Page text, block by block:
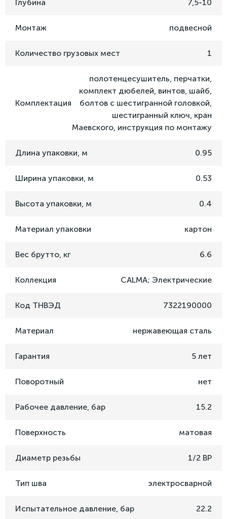
Глубина 7,5-10
Монтаж подвесной
Количество грузовых мест 1
Комплектация
полотенцесушитель, перчатки,
комплект дюбелей, винтов, шайб,
болтов с шестигранной головкой,
шестигранный ключ, кран
Маевского, инструкция по монтажу
Длина упаковки, м 0.95
Ширина упаковки, м 0.53
Высота упаковки, м 0.4
Материал упаковки картон
Вес брутто, кг 6.6
Коллекция CALMA; Электрические
Код ТНВЭД 7322190000
Материал нержавеющая сталь
Гарантия 5 лет
Поворотный нет
Рабочее давление, бар 15.2
Поверхность матовая
Диаметр резьбы 1/2 ВР
Тип шва электросварной
Испытательное давление, бар 22.2